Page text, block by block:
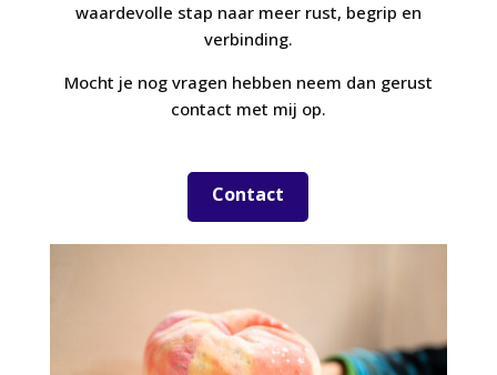
waardevolle stap naar meer rust, begrip en
verbinding.
Mocht je nog vragen hebben neem dan gerust
contact met mij op.
Contact